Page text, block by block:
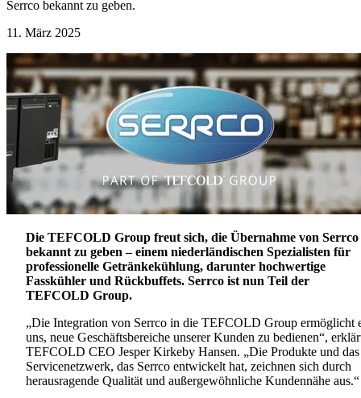
Serrco bekannt zu geben.
11. März 2025
Die TEFCOLD Group freut sich, die Übernahme von Serrco
bekannt zu geben – einem niederländischen Spezialisten für
professionelle Getränkekühlung, darunter hochwertige
Fasskühler und Rückbuffets. Serrco ist nun Teil der
TEFCOLD Group.
„Die Integration von Serrco in die TEFCOLD Group ermöglicht
uns, neue Geschäftsbereiche unserer Kunden zu bedienen“,
TEFCOLD CEO Jesper Kirkeby Hansen. „Die Produkte und das
Servicenetzwerk, das Serrco entwickelt hat, zeichnen sich durch
herausragende Qualität und außergewöhnliche Kundennähe aus.“